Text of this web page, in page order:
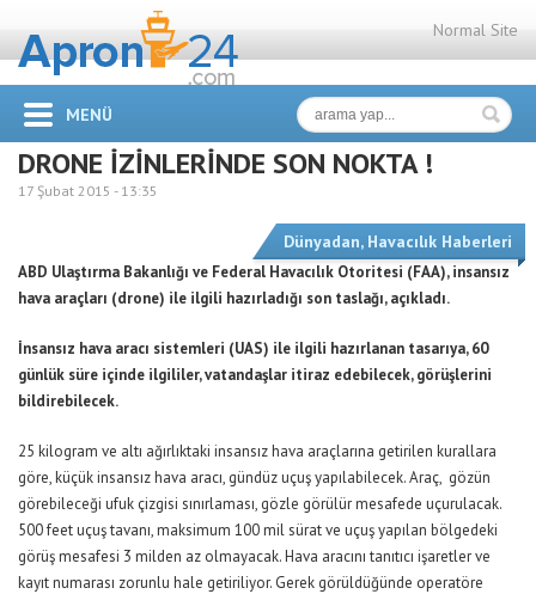
Normal Site
MENÜ
DRONE İZİNLERİNDE SON NOKTA !
17 Şubat 2015 - 13:35
Dünyadan, Havacılık Haberleri
ABD Ulaştırma Bakanlığı ve Federal Havacılık Otoritesi (FAA), insansız
hava araçları (drone) ile ilgili hazırladığı son taslağı, açıkladı.
İnsansız hava aracı sistemleri (UAS) ile ilgili hazırlanan tasarıya, 60
günlük süre içinde ilgililer, vatandaşlar itiraz edebilecek, görüşlerini
bildirebilecek.
25 kilogram ve altı ağırlıktaki insansız hava araçlarına getirilen kurallara
göre, küçük insansız hava aracı, gündüz uçuş yapılabilecek. Araç, gözün
görebileceği ufuk çizgisi sınırlaması, gözle görülür mesafede uçurulacak.
500 feet uçuş tavanı, maksimum 100 mil sürat ve uçuş yapılan bölgedeki
görüş mesafesi 3 milden az olmayacak. Hava aracını tanıtıcı işaretler ve
kayıt numarası zorunlu hale getiriliyor. Gerek görüldüğünde operatöre